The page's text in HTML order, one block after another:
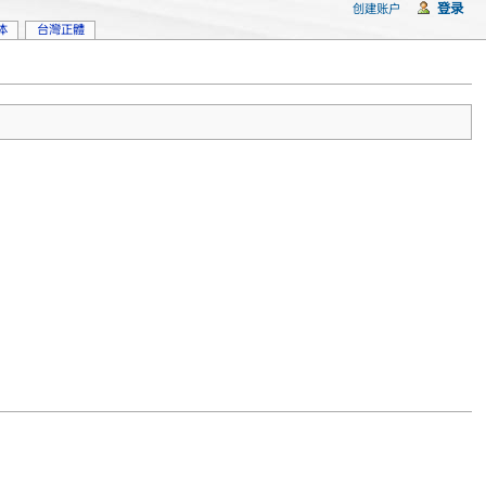
台灣正體
创建账户 登录